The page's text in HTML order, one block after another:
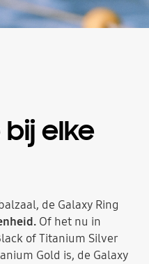
elke
de Galaxy Ring
Of het nu in
of Titanium Silver
Gold is, de Galaxy